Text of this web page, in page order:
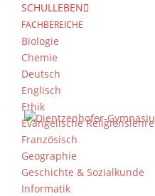
SCHULLEBEN
FACHBEREICHE
Biologie
Chemie
Deutsch
Englisch
Ethik
Evangelische Religionslehre
Französisch
Geographie
Geschichte & Sozialkunde
Informatik